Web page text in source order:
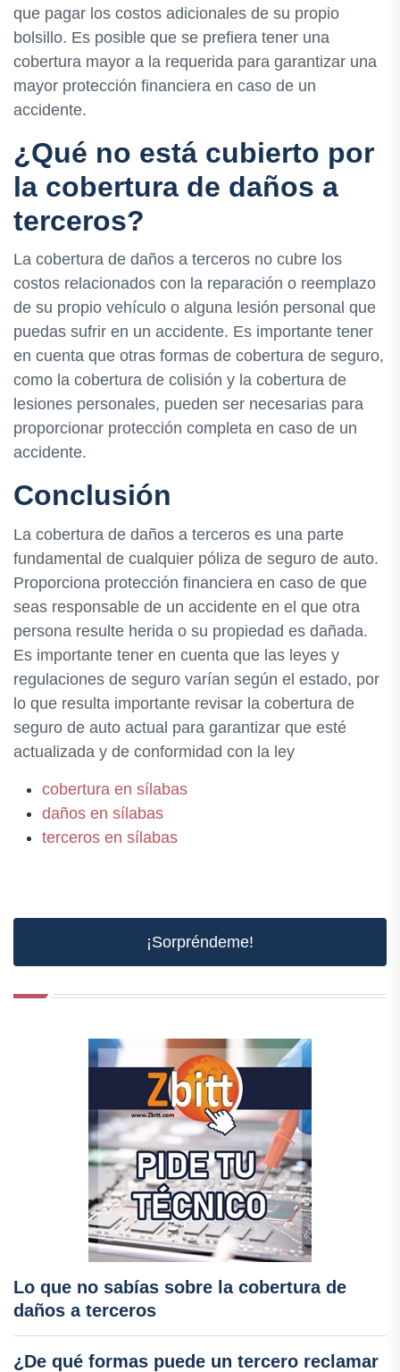
que pagar los costos adicionales de su propio
bolsillo. Es posible que se prefiera tener una
cobertura mayor a la requerida para garantizar una
mayor protección financiera en caso de un
accidente.
¿Qué no está cubierto por
la cobertura de daños a
terceros?
La cobertura de daños a terceros no cubre los
costos relacionados con la reparación o reemplazo
de su propio vehículo o alguna lesión personal que
puedas sufrir en un accidente. Es importante tener
en cuenta que otras formas de cobertura de seguro,
como la cobertura de colisión y la cobertura de
lesiones personales, pueden ser necesarias para
proporcionar protección completa en caso de un
accidente.
Conclusión
La cobertura de daños a terceros es una parte
fundamental de cualquier póliza de seguro de auto.
Proporciona protección financiera en caso de que
seas responsable de un accidente en el que otra
persona resulte herida o su propiedad es dañada.
Es importante tener en cuenta que las leyes y
regulaciones de seguro varían según el estado, por
lo que resulta importante revisar la cobertura de
seguro de auto actual para garantizar que esté
actualizada y de conformidad con la ley
cobertura en sílabas
daños en sílabas
terceros en sílabas
¡Sorpréndeme!
Lo que no sabías sobre la cobertura de
daños a terceros
¿De qué formas puede un tercero reclamar